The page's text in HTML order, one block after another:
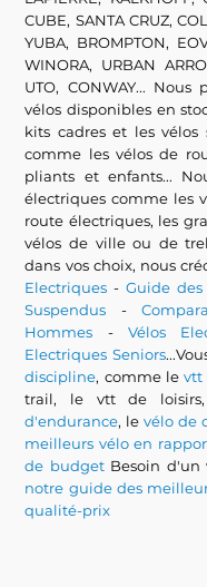
CUBE, SANTA CRUZ,
YUBA, BROMPTON,
WINORA, URBAN
UTO, CONWAY...
vélos disponibles en
kits cadres et les vélos
comme les vélos de
pliants et enfants...
électriques comme les
route électriques, les
vélos de ville ou de
dans vos choix, nous
Electriques -Guide
Suspendus -
Hommes - Vélos
Electriques Seniors
discipline, comme le vtt
trail, le vtt de
d'endurance, levélo de
meilleurs vélo en
de budgetBesoin d'un
notre guide des
qualité-prix